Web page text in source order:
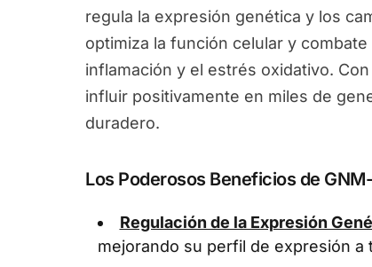
regula la expresión genética y los
optimiza la función celular y
inflamación y el estrés oxidativo.
influir positivamente en miles de
duradero.
Los Poderosos Beneficios de
Regulación de la Expresión
mejorando su perfil de expresión a